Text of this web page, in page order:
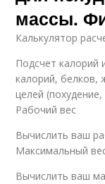
массы.
Калькулятор
Подсчет калорий
калорий, белков,
целей
Рабочий вес
Вычислить ваш
Максимальный
Вычислить ваш